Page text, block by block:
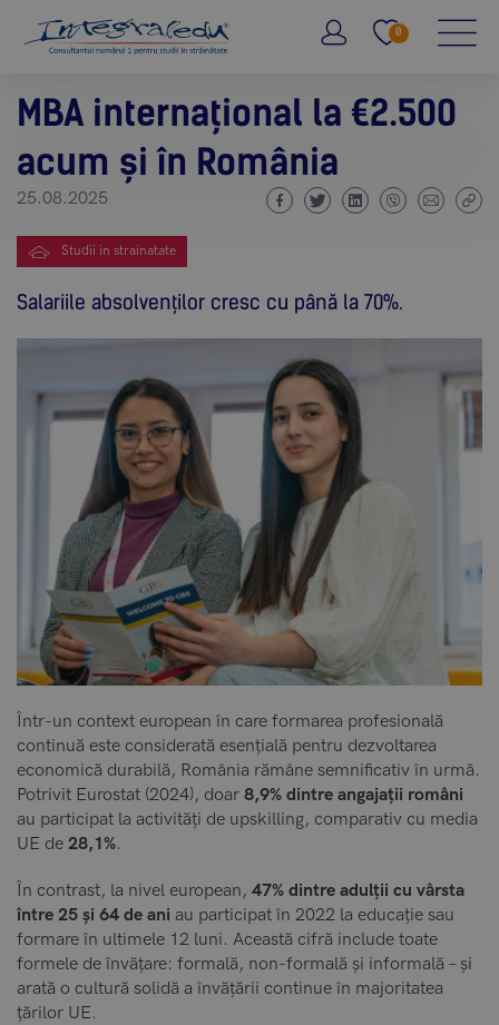
0
MBA internațional la €2.500
acum și în România
25.08.2025
Studii in strainatate
Salariile absolvenților cresc cu până la 70%.
Într-un context european în care formarea profesională
continuă este considerată esențială pentru dezvoltarea
economică durabilă, România rămâne semnificativ în urmă.
Potrivit Eurostat (2024), doar 8,9% dintre angajații români
au participat la activități de upskilling, comparativ cu media
UE de 28,1%.
În contrast, la nivel european, 47% dintre adulții cu vârsta
între 25 și 64 de ani au participat în 2022 la educație sau
formare în ultimele 12 luni. Această cifră include toate
formele de învățare: formală, non-formală și informală – și
arată o cultură solidă a învățării continue în majoritatea
țărilor UE.